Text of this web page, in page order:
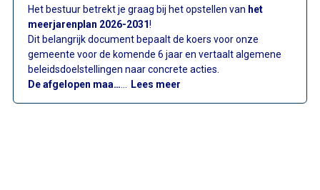
Het bestuur betrekt je graag bij het opstellen van het
meerjarenplan 2026-2031!
Dit belangrijk document bepaalt de koers voor onze
gemeente voor de komende 6 jaar en vertaalt algemene
beleidsdoelstellingen naar concrete acties.
De afgelopen maa…… Lees meer